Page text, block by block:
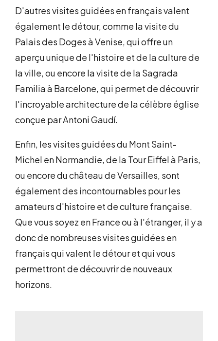
D'autres visites guidées en français valent
également le détour, comme la visite du
Palais des Doges à Venise, qui offre un
aperçu unique de l'histoire et de la culture de
la ville, ou encore la visite de la Sagrada
Familia à Barcelone, qui permet de découvrir
l'incroyable architecture de la célèbre église
conçue par Antoni Gaudí.
Enfin, les visites guidées du Mont Saint-
Michel en Normandie, de la Tour Eiffel à Paris,
ou encore du château de Versailles, sont
également des incontournables pour les
amateurs d'histoire et de culture française.
Que vous soyez en France ou à l'étranger, il y a
donc de nombreuses visites guidées en
français qui valent le détour et qui vous
permettront de découvrir de nouveaux
horizons.